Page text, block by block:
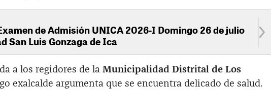
de Admisión UNICA 2026-I Domingo 26 de julio
San Luis Gonzaga de Ica
a los regidores de la Municipalidad Distrital de Los
exalcalde argumenta que se encuentra delicado de salud.